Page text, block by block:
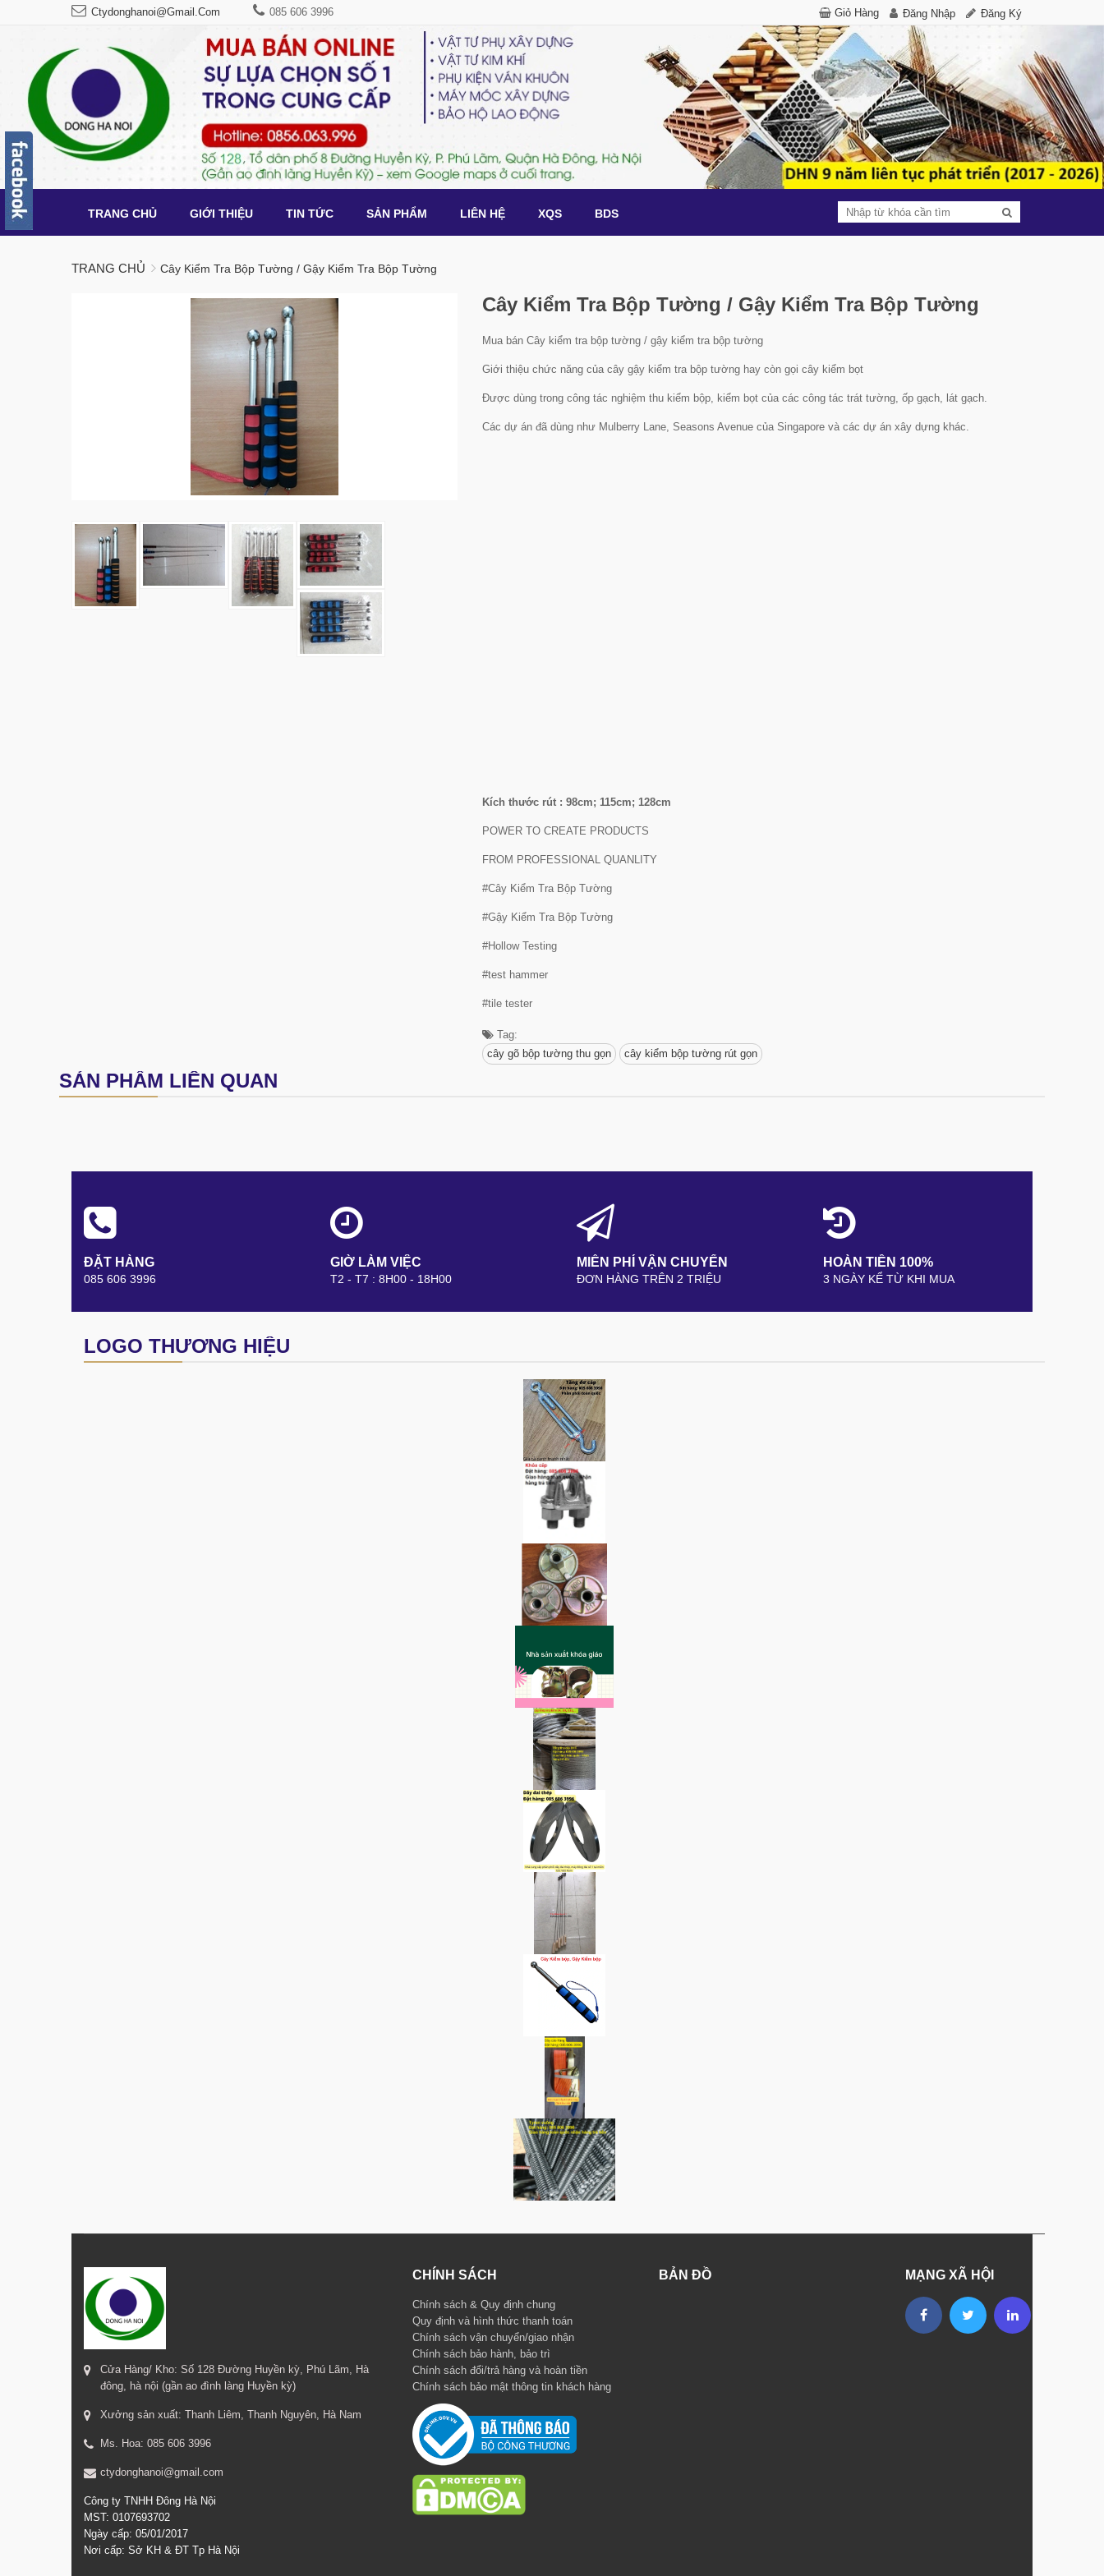
Ctydonghanoi@gmail.com 085 606 3996 Giỏ Hàng Đăng Nhập Đăng Ký
TRANG CHỦ GIỚI THIỆU TIN TỨC SẢN PHẨM LIÊN HỆ XQS BDS
TRANG CHỦ Cây Kiểm Tra Bộp Tường / Gậy Kiểm Tra Bộp Tường
Cây Kiểm Tra Bộp Tường / Gậy Kiểm Tra Bộp Tường
Mua bán Cây kiểm tra bộp tường / gậy kiểm tra bộp tường
Giới thiệu chức năng của cây gậy kiểm tra bộp tường hay còn gọi cây kiểm bọt
Được dùng trong công tác nghiệm thu kiểm bộp, kiểm bọt của các công tác trát tường, ốp gạch, lát gạch.
Các dự án đã dùng như Mulberry Lane, Seasons Avenue của Singapore và các dự án xây dựng khác.
Kích thước rút : 98cm; 115cm; 128cm
POWER TO CREATE PRODUCTS
FROM PROFESSIONAL QUANLITY
#Cây Kiểm Tra Bộp Tường
#Gậy Kiểm Tra Bộp Tường
#Hollow Testing
#test hammer
#tile tester
Tag:
cây gõ bộp tường thu gọn
cây kiểm bộp tường rút gọn
SẢN PHẨM LIÊN QUAN
ĐẶT HÀNG
085 606 3996
GIỜ LÀM VIỆC
T2 - T7 : 8H00 - 18H00
MIỄN PHÍ VẬN CHUYỂN
ĐƠN HÀNG TRÊN 2 TRIỆU
HOÀN TIỀN 100%
3 NGÀY KỂ TỪ KHI MUA
LOGO THƯƠNG HIỆU
Cửa Hàng/ Kho: Số 128 Đường Huyền kỳ, Phú Lãm, Hà
đông, hà nội (gần ao đình làng Huyền kỳ)
Xưởng sản xuất: Thanh Liêm, Thanh Nguyên, Hà Nam
Ms. Hoa: 085 606 3996
ctydonghanoi@gmail.com
Công ty TNHH Đông Hà Nội
MST: 0107693702
Ngày cấp: 05/01/2017
Nơi cấp: Sở KH & ĐT Tp Hà Nội
CHÍNH SÁCH
Chính sách & Quy định chung
Quy định và hình thức thanh toán
Chính sách vận chuyển/giao nhận
Chính sách bảo hành, bảo trì
Chính sách đổi/trả hàng và hoàn tiền
Chính sách bảo mật thông tin khách hàng
BẢN ĐỒ MẠNG XÃ HỘI